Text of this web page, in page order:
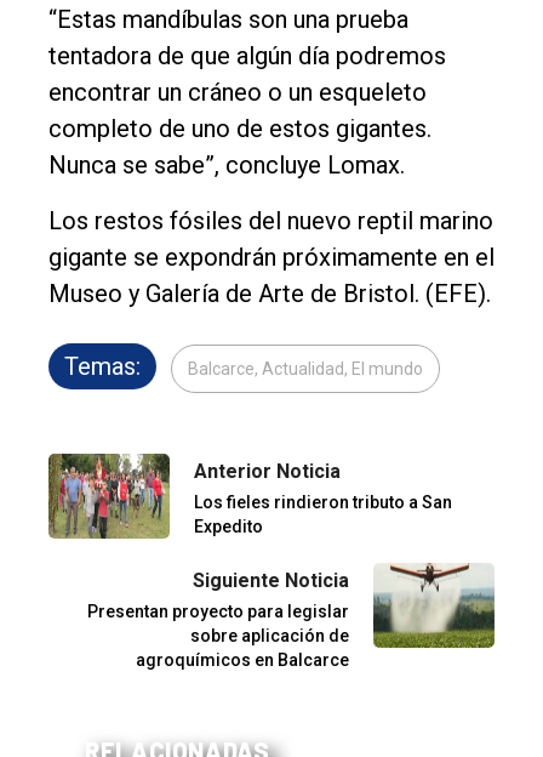
“Estas mandíbulas son una prueba
tentadora de que algún día podremos
encontrar un cráneo o un esqueleto
completo de uno de estos gigantes.
Nunca se sabe”, concluye Lomax.
Los restos fósiles del nuevo reptil marino
gigante se expondrán próximamente en el
Museo y Galería de Arte de Bristol. (EFE).
Temas: Balcarce, Actualidad, El mundo
Anterior Noticia
Los fieles rindieron tributo a San
Expedito
Siguiente Noticia
Presentan proyecto para legislar
sobre aplicación de
agroquímicos en Balcarce
RELACIONADAS